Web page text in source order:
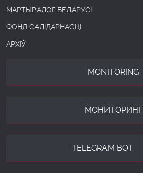
МАРТЫРАЛОГ БЕЛАРУСІ
ФОНД САЛІДАРНАСЦІ
АРХІЎ
MONITORING
МОНИТОРИНГ
TELEGRAM BOT